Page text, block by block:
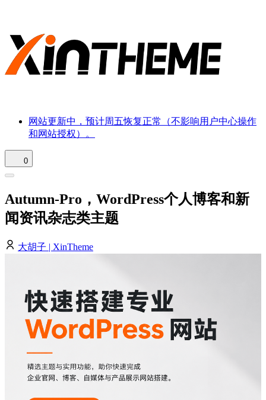
网站更新中，预计周五恢复正常（不影响用户中心操作
和网站授权）。
0
Autumn-Pro，WordPress个人博客和新
闻资讯杂志类主题
大胡子 | XinTheme